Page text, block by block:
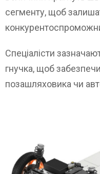
сегменту, щоб
Спеціалісти
гнучка, щоб
позашляховика чи